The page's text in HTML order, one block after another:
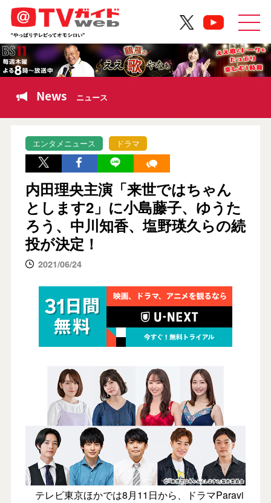
News ニュース
エンタメニュース ドラマ
内田理央主演「来世ではちゃん
とします2」に小島藤子、ゆうた
ろう、中川知香、塩野瑛久らの続
投が決定！
2021/06/24
テレビ東京ほかでは8月11日から、ドラマParavi